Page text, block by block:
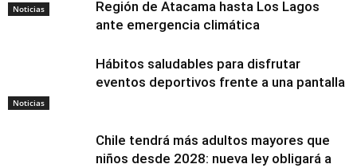
Noticias
Región de Atacama hasta Los Lagos
ante emergencia climática
Noticias
Hábitos saludables para disfrutar
eventos deportivos frente a una pantalla
Chile tendrá más adultos mayores que
niños desde 2028: nueva ley obligará a